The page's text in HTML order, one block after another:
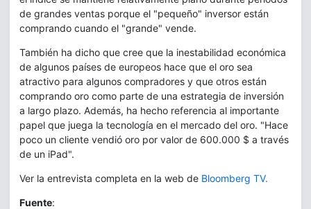
de grandes ventas porque el "pequeño" inversor están
comprando cuando el "grande" vende.
También ha dicho que cree que la inestabilidad económica
de algunos países de europeos hace que el oro sea
atractivo para algunos compradores y que otros están
comprando oro como parte de una estrategia de inversión
a largo plazo. Además, ha hecho referencia al importante
papel que juega la tecnología en el mercado del oro. "Hace
poco un cliente vendió oro por valor de 600.000 $ a través
de un iPad".
Ver la entrevista completa en la web de Bloomberg TV.
Fuente: